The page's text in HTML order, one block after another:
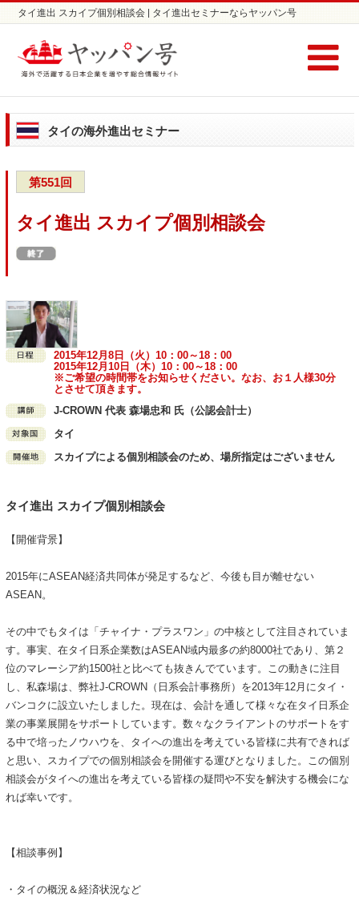
タイ進出 スカイプ個別相談会 | タイ進出セミナーならヤッパン号
タイの海外進出セミナー
第551回
タイ進出 スカイプ個別相談会
2015年12月8日（火）10：00～18：00
2015年12月10日（木）10：00～18：00
※ご希望の時間帯をお知らせください。なお、お１人様30分
とさせて頂きます。
J-CROWN 代表 森場忠和 氏（公認会計士）
タイ
スカイプによる個別相談会のため、場所指定はございません
タイ進出 スカイプ個別相談会
【開催背景】
2015年にASEAN経済共同体が発足するなど、今後も目が離せない
ASEAN。
その中でもタイは「チャイナ・プラスワン」の中核として注目されていま
す。事実、在タイ日系企業数はASEAN域内最多の約8000社であり、第２
位のマレーシア約1500社と比べても抜きんでています。この動きに注目
し、私森場は、弊社J-CROWN（日系会計事務所）を2013年12月にタイ・
バンコクに設立いたしました。現在は、会計を通して様々な在タイ日系企
業の事業展開をサポートしています。数々なクライアントのサポートをす
る中で培ったノウハウを、タイへの進出を考えている皆様に共有できれば
と思い、スカイプでの個別相談会を開催する運びとなりました。この個別
相談会がタイへの進出を考えている皆様の疑問や不安を解決する機会にな
れば幸いです。
【相談事例】
・タイの概況＆経済状況など